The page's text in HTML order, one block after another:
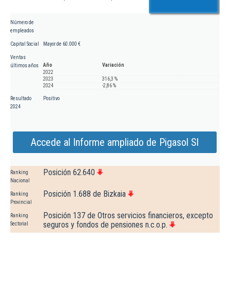
Número de
empleados
Capital Social Mayor de 60.000 €
Ventas
últimos años
Año
Variación
2022
2023
316,3 %
2024
-2,86 %
Resultado
2024
Positivo
Accede al Informe ampliado de Pigasol Sl
Ranking
Nacional
Posición 62.640
Ranking
Provincial
Posición 1.688 de Bizkaia
Ranking
Sectorial
Posición 137 de Otros servicios financieros, excepto
seguros y fondos de pensiones n.c.o.p.